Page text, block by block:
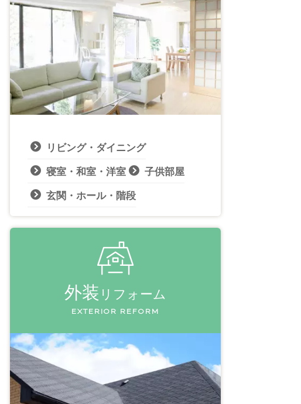
リビング・ダイニング
寝室・和室・洋室 子供部屋
玄関・ホール・階段
外装 リフォーム
EXTERIOR REFORM